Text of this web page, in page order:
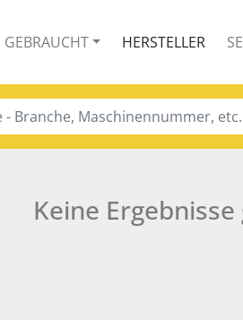
GEBRAUCHT HERSTELLER
Keine